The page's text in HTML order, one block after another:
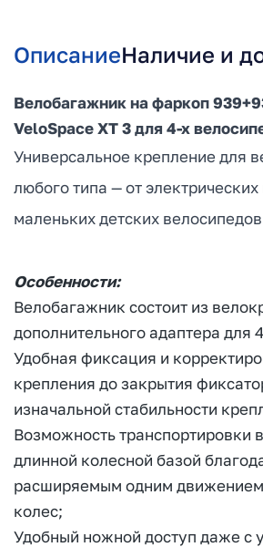
ОписаниеНаличие и
Велобагажник на фаркоп
VeloSpace XT 3 для 4-х
Универсальное крепление для
любого типа — от
маленьких детских
Особенности:
Велобагажник состоит из
дополнительного адаптера для
Удобная фиксация и
крепления до закрытия
изначальной стабильности
Возможность транспортировки
длинной колесной базой
расширяемым одним
колес;
Удобный ножной доступ даже с